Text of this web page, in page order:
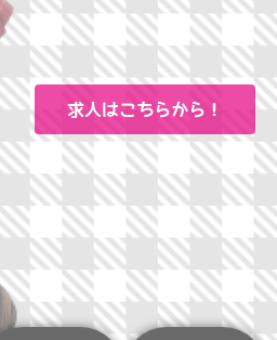
求人はこちらから！